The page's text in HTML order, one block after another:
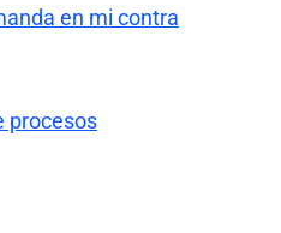
en mi contra
procesos